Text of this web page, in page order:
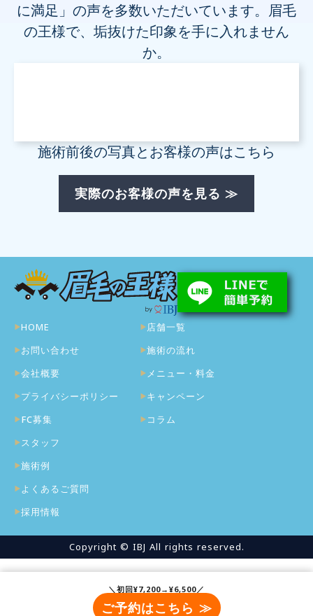
に満足」の声を多数いただいています。眉毛
の王様で、垢抜けた印象を手に入れません
か。
施術前後の写真とお客様の声はこちら
実際のお客様の声を見る ≫
＼初回¥7,200→¥6,500／
ご予約はこちら ≫
HOME
お問い合わせ
会社概要
プライバシーポリシー
FC募集
店舗一覧
施術の流れ
メニュー・料金
キャンペーン
コラム
スタッフ
施術例
よくあるご質問
採用情報
Copyright © IBJ All rights reserved.